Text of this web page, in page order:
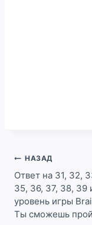
Навигация
по
записям
НАЗАД
Ответ на 31, 32,
35, 36, 37, 38, 39
уровень игры
Ты сможешь